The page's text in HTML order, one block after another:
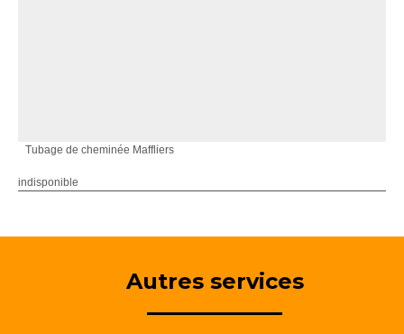
Tubage de cheminée Maffliers
indisponible
Autres services